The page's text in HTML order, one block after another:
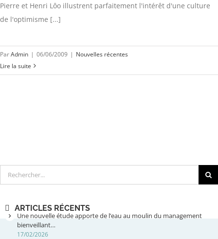
Pierre et Henri Lôo illustrent parfaitement l'intérêt d'une culture
de l'optimisme [...]
ParAdmin | 06/06/2009 | Nouvelles récentes
Lire la suite
Rechercher
ARTICLES RÉCENTS
Une nouvelle étude apporte de l’eau au moulin du management
bienveillant…
17/02/2026